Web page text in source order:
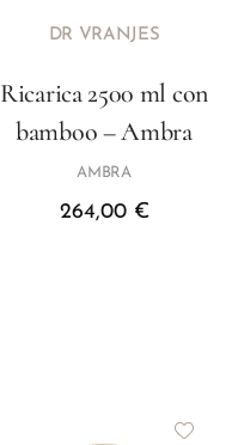
DR VRANJES
Ricarica 2500 ml con
bamboo – Ambra
AMBRA
264,00 €